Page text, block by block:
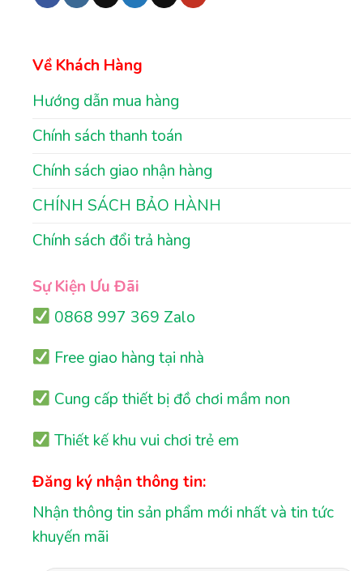
Về Khách Hàng
Hướng dẫn mua hàng
Chính sách thanh toán
Chính sách giao nhận hàng
CHÍNH SÁCH BẢO HÀNH
Chính sách đổi trả hàng
Sự Kiện Ưu Đãi
0868 997 369 Zalo
Free giao hàng tại nhà
Cung cấp thiết bị đồ chơi mầm non
Thiết kế khu vui chơi trẻ em
Đăng ký nhận thông tin:
Nhận thông tin sản phẩm mới nhất và tin tức
khuyến mãi